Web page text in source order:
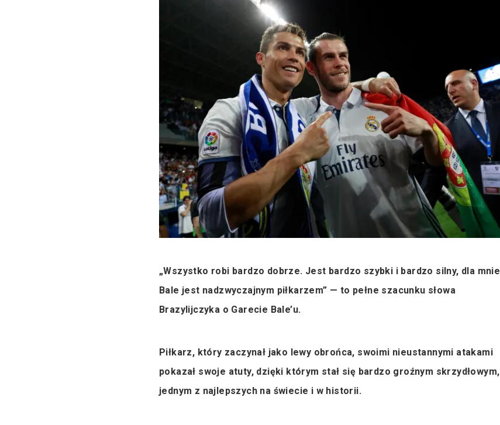
„Wszystko robi bardzo dobrze. Jest bardzo szybki i bardzo silny, dla mnie
Bale jest nadzwyczajnym piłkarzem” — to pełne szacunku słowa
Brazylijczyka o Garecie Bale’u.
Piłkarz, który zaczynał jako lewy obrońca, swoimi nieustannymi atakami
pokazał swoje atuty, dzięki którym stał się bardzo groźnym skrzydłowym,
jednym z najlepszych na świecie i w historii.